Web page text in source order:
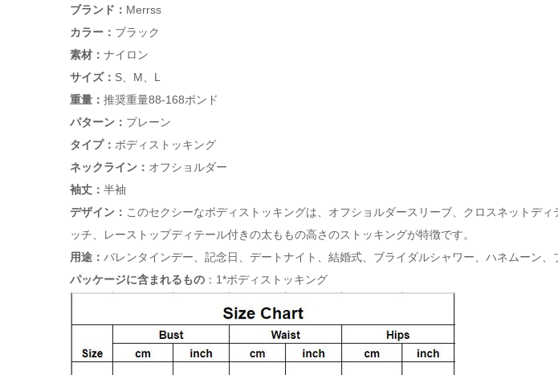
ブランド： Merrss
カラー： ブラック
素材： ナイロン
サイズ： S、M、L
重量： 推奨重量88-168ポンド
パターン： プレーン
タイプ： ボディストッキング
ネックライン： オフショルダー
袖丈： 半袖
デザイン： このセクシーなボディストッキングは、オフショルダースリーブ、クロスネットデ
ッチ、レーストップディテール付きの太ももの高さのストッキングが特徴です。
用途： バレンタインデー、記念日、デートナイト、結婚式、ブライダルシャワー、ハネムーン
パッケージに含まれるもの ：1*ボディストッキング